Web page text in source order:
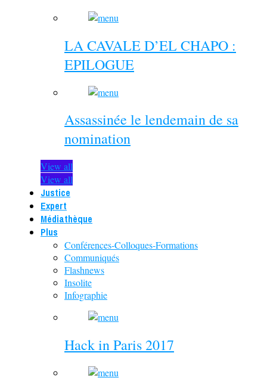
LA CAVALE D’EL CHAPO :
EPILOGUE
Assassinée le lendemain de sa
nomination
View all
View all
Justice
Expert
Médiathèque
Plus
Conférences-Colloques-Formations
Communiqués
Flashnews
Insolite
Infographie
Hack in Paris 2017